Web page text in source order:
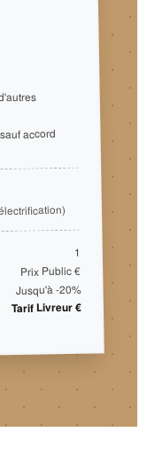
accord
1
Prix Public €
Jusqu'à -20%
Tarif Livreur €